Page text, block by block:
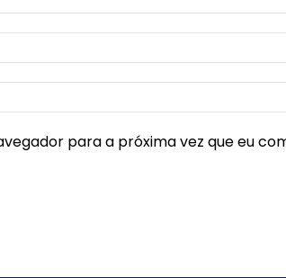
para a próxima vez que eu